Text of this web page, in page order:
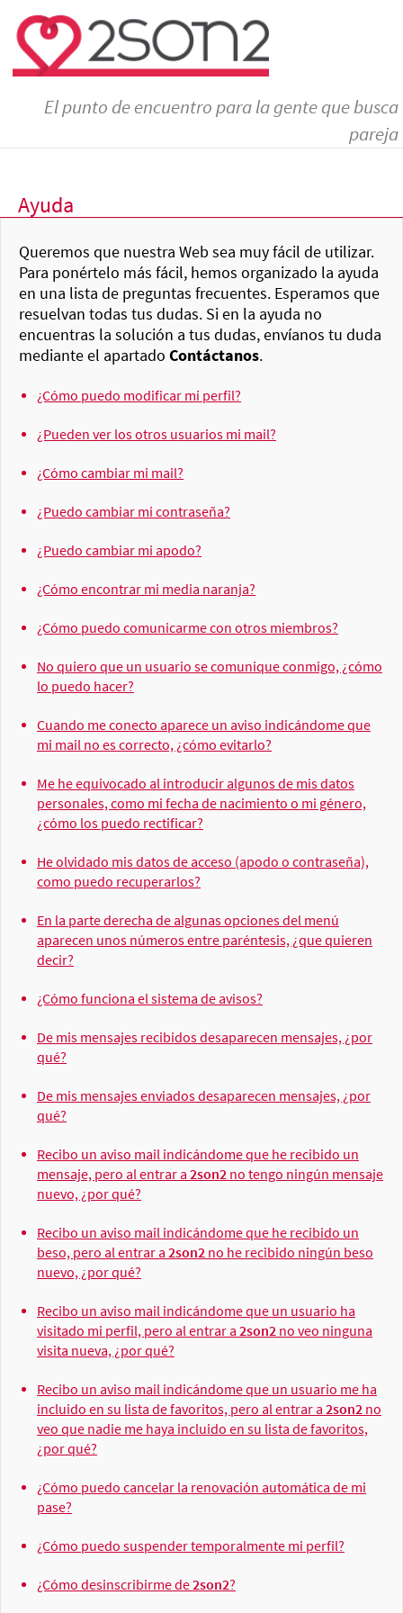
El punto de encuentro para la gente que busca
pareja
Ayuda
Queremos que nuestra Web sea muy fácil de utilizar.
Para ponértelo más fácil, hemos organizado la ayuda
en una lista de preguntas frecuentes. Esperamos que
resuelvan todas tus dudas. Si en la ayuda no
encuentras la solución a tus dudas, envíanos tu duda
mediante el apartado Contáctanos.
¿Cómo puedo modificar mi perfil?
¿Pueden ver los otros usuarios mi mail?
¿Cómo cambiar mi mail?
¿Puedo cambiar mi contraseña?
¿Puedo cambiar mi apodo?
¿Cómo encontrar mi media naranja?
¿Cómo puedo comunicarme con otros miembros?
No quiero que un usuario se comunique conmigo, ¿cómo
lo puedo hacer?
Cuando me conecto aparece un aviso indicándome que
mi mail no es correcto, ¿cómo evitarlo?
Me he equivocado al introducir algunos de mis datos
personales, como mi fecha de nacimiento o mi género,
¿cómo los puedo rectificar?
He olvidado mis datos de acceso (apodo o contraseña),
como puedo recuperarlos?
En la parte derecha de algunas opciones del menú
aparecen unos números entre paréntesis, ¿que quieren
decir?
¿Cómo funciona el sistema de avisos?
De mis mensajes recibidos desaparecen mensajes, ¿por
qué?
De mis mensajes enviados desaparecen mensajes, ¿por
qué?
Recibo un aviso mail indicándome que he recibido un
mensaje, pero al entrar a 2son2 no tengo ningún mensaje
nuevo, ¿por qué?
Recibo un aviso mail indicándome que he recibido un
beso, pero al entrar a 2son2 no he recibido ningún beso
nuevo, ¿por qué?
Recibo un aviso mail indicándome que un usuario ha
visitado mi perfil, pero al entrar a 2son2 no veo ninguna
visita nueva, ¿por qué?
Recibo un aviso mail indicándome que un usuario me ha
incluido en su lista de favoritos, pero al entrar a 2son2 no
veo que nadie me haya incluido en su lista de favoritos,
¿por qué?
¿Cómo puedo cancelar la renovación automática de mi
pase?
¿Cómo puedo suspender temporalmente mi perfil?
¿Cómo desinscribirme de2son2?